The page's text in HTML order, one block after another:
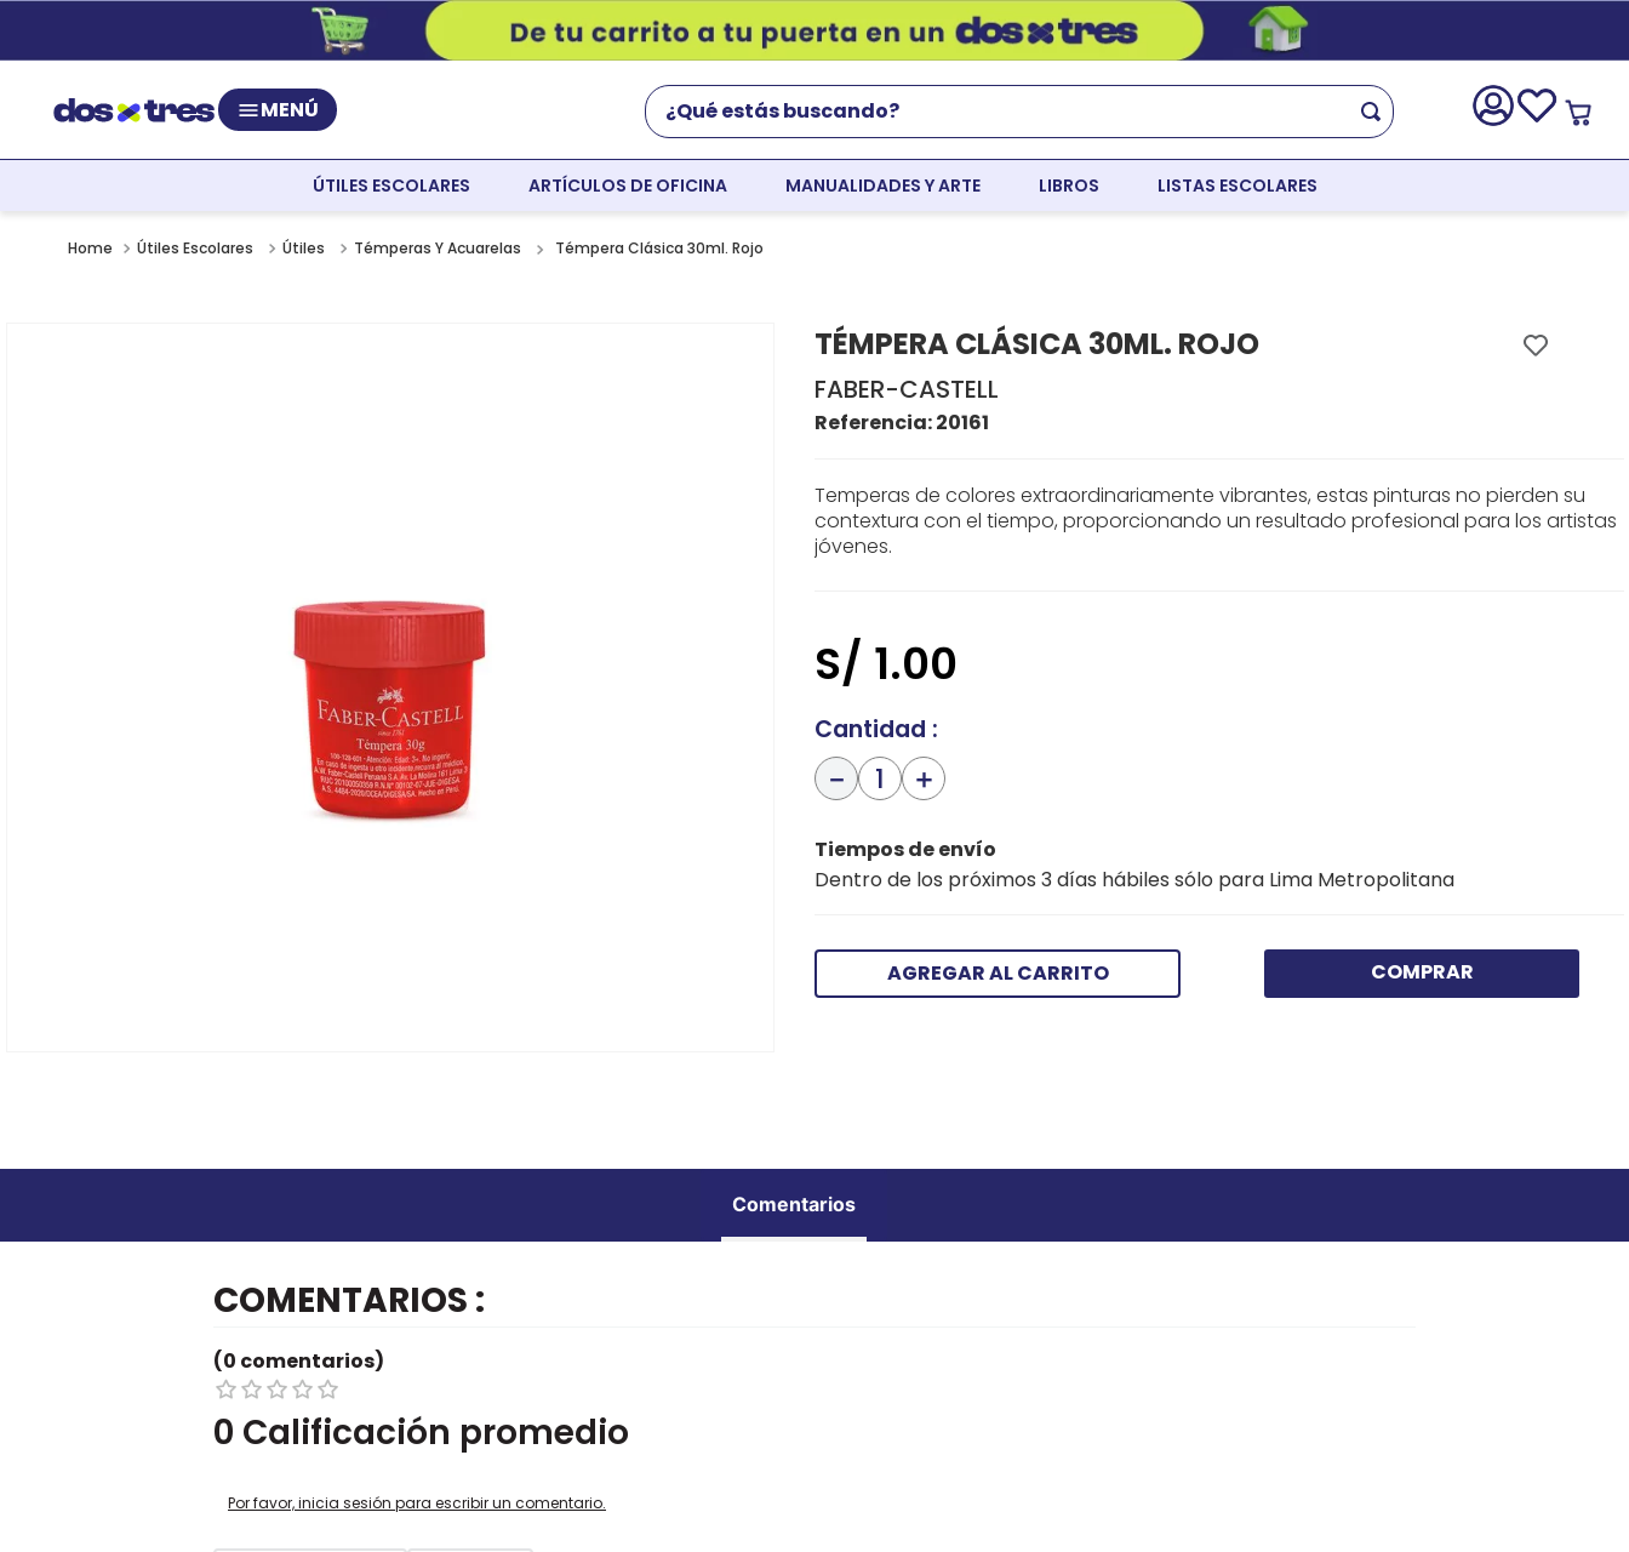
MENÚ
¿Qué estás buscando?
ÚTILES ESCOLARES ARTÍCULOS DE OFICINA MANUALIDADES Y ARTE LIBROS LISTAS ESCOLARES
Útiles Escolares Útiles Témperas Y Acuarelas Témpera Clásica 30ml. Rojo
TÉMPERA CLÁSICA 30ML. ROJO
FABER-CASTELL
Referencia:20161
Temperas de colores extraordinariamente vibrantes, estas pinturas no pierden su
contextura con el tiempo, proporcionando un resultado profesional para los artistas
jóvenes.
S/ 1.00
Cantidad
＋
－
Tiempos de envío
Dentro de los próximos 3 días hábiles sólo para Lima Metropolitana
AGREGAR AL CARRITO COMPRAR
Comentarios
COMENTARIOS
0 Calificación promedio
(0 comentarios)
Por favor, inicia sesión para escribir un comentario.
world english